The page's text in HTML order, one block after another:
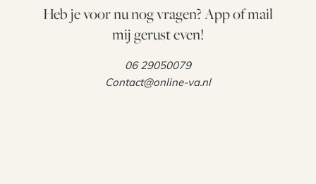
Heb je voor nu nog vragen? App of mail
mij gerust even!
06 29050079
Contact@online-va.nl